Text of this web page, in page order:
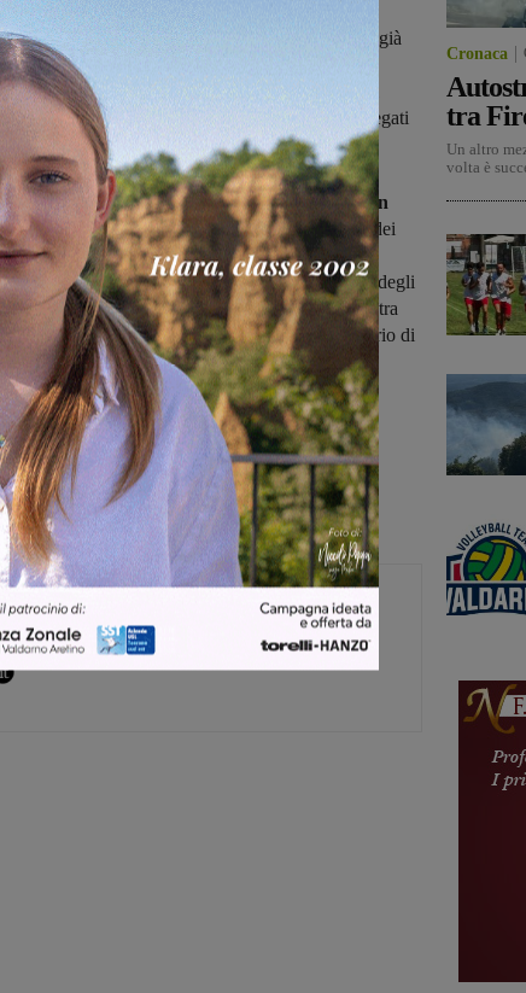
la pausa natalizia il percorso del Consiglio
e delle Ragazze di Montevarchi.
Sono già
60 in tutto, studenti delle scuole medie
ora lavoreranno alle attività del progetto, i cui
del parlamentino dei piccoli, sono legati
benessere a scuola e online.
proprio in questo senso, è in programma un
formativo.Dalle 16 alle 18, alla Bartolea in via dei
il CCRR incontra i genitori e il gruppo di
Da una parte si darà spazio alla formazione degli
“Adolescenti in rete: lo sviluppo psicologico tra
Dall'altra, si svolgerà anche un laboratorio di
ai ragazzi in età compresa tra 11 e 14 anni, per
uso positivo degli strumenti digitali.
a 15 ragazzi delle scuole medie di
la prenotazione è obbligatoria: si può effettuarea
Glenda Venturini
Capo redattore
Cronaca
tra
Un altro
volta è